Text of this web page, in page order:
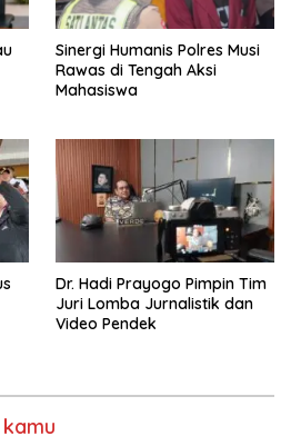
Sinergi Humanis Polres Musi
Rawas di Tengah Aksi
Mahasiswa
Dr. Hadi Prayogo Pimpin Tim
Juri Lomba Jurnalistik dan
Video Pendek